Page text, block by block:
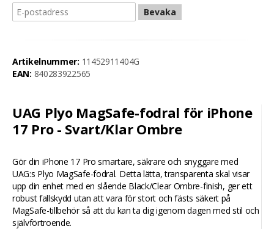
UAG Plyo MagSafe-fodral för iPhone
17 Pro - Svart/Klar Ombre
Gör din iPhone 17 Pro smartare, säkrare och snyggare med
UAG:s Plyo MagSafe-fodral. Detta lätta, transparenta skal visar
upp din enhet med en slående Black/Clear Ombre-finish, ger ett
robust fallskydd utan att vara för stort och fästs säkert på
MagSafe-tillbehör så att du kan ta dig igenom dagen med stil och
självförtroende.
Bevaka
Artikelnummer: 11452911404G
EAN: 840283922565